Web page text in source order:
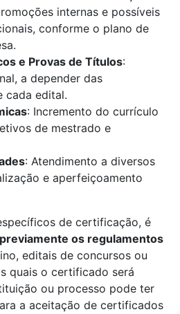
internas e possíveis
conforme o plano de
e Provas de Títulos:
a depender das
cada edital.
: Incremento do currículo
de mestrado e
: Atendimento a diversos
e aperfeiçoamento
de certificação, é
os regulamentos
editais de concursos ou
quais o certificado será
ou processo pode ter
a aceitação de certificados